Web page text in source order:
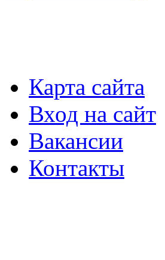
Карта сайта
Вход на сайт
Вакансии
Контакты